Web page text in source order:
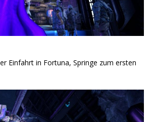
Einfahrt in Fortuna, Springe zum ersten